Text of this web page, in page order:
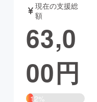
書籍・雑誌
チャレンジ
現在の支援総
額
63,0
00円
12%